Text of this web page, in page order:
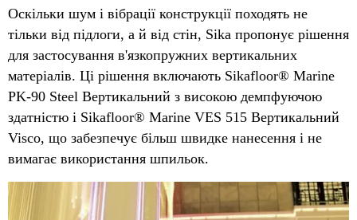
Оскільки шум і вібрації конструкції походять не
тільки від підлоги, а й від стін, Sika пропонує рішення
для застосування в'язкопружних вертикальних
матеріалів. Ці рішення включають Sikafloor® Marine
PK-90 Steel Вертикальний з високою демпфуючою
здатністю і Sikafloor® Marine VES 515 Вертикальний
Visco, що забезпечує більш швидке нанесення і не
вимагає використання шпильок.